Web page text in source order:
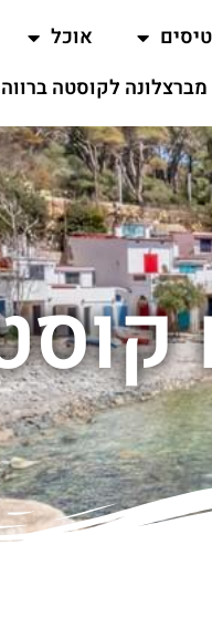
אוכל
מברצלונה לקוסטה ברווה